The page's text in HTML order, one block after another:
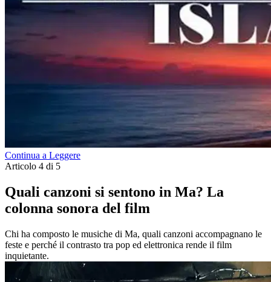
Continua a Leggere
Articolo 4 di 5
Quali canzoni si sentono in Ma? La
colonna sonora del film
Chi ha composto le musiche di Ma, quali canzoni accompagnano le
feste e perché il contrasto tra pop ed elettronica rende il film
inquietante.